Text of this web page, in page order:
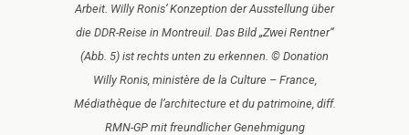
Arbeit. Willy Ronis’ Konzeption der Ausstellung über
die DDR-Reise in Montreuil. Das Bild „Zwei Rentner“
(Abb. 5) ist rechts unten zu erkennen. © Donation
Willy Ronis, ministère de la Culture – France,
Médiathèque de l’architecture et du patrimoine, diff.
RMN-GP mit freundlicher Genehmigung